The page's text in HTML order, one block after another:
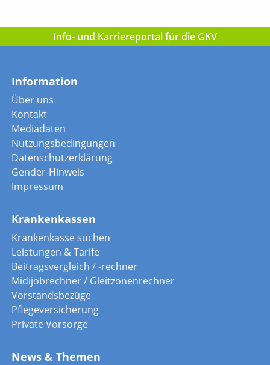
Info- und Karriereportal für die GKV
Information
Über uns
Kontakt
Mediadaten
Nutzungsbedingungen
Datenschutzerklärung
Gender-Hinweis
Impressum
Krankenkassen
Krankenkasse suchen
Leistungen & Tarife
Beitragsvergleich / -rechner
Midijobrechner / Gleitzonenrechner
Vorstandsbezüge
Pflegeversicherung
Private Vorsorge
News & Themen